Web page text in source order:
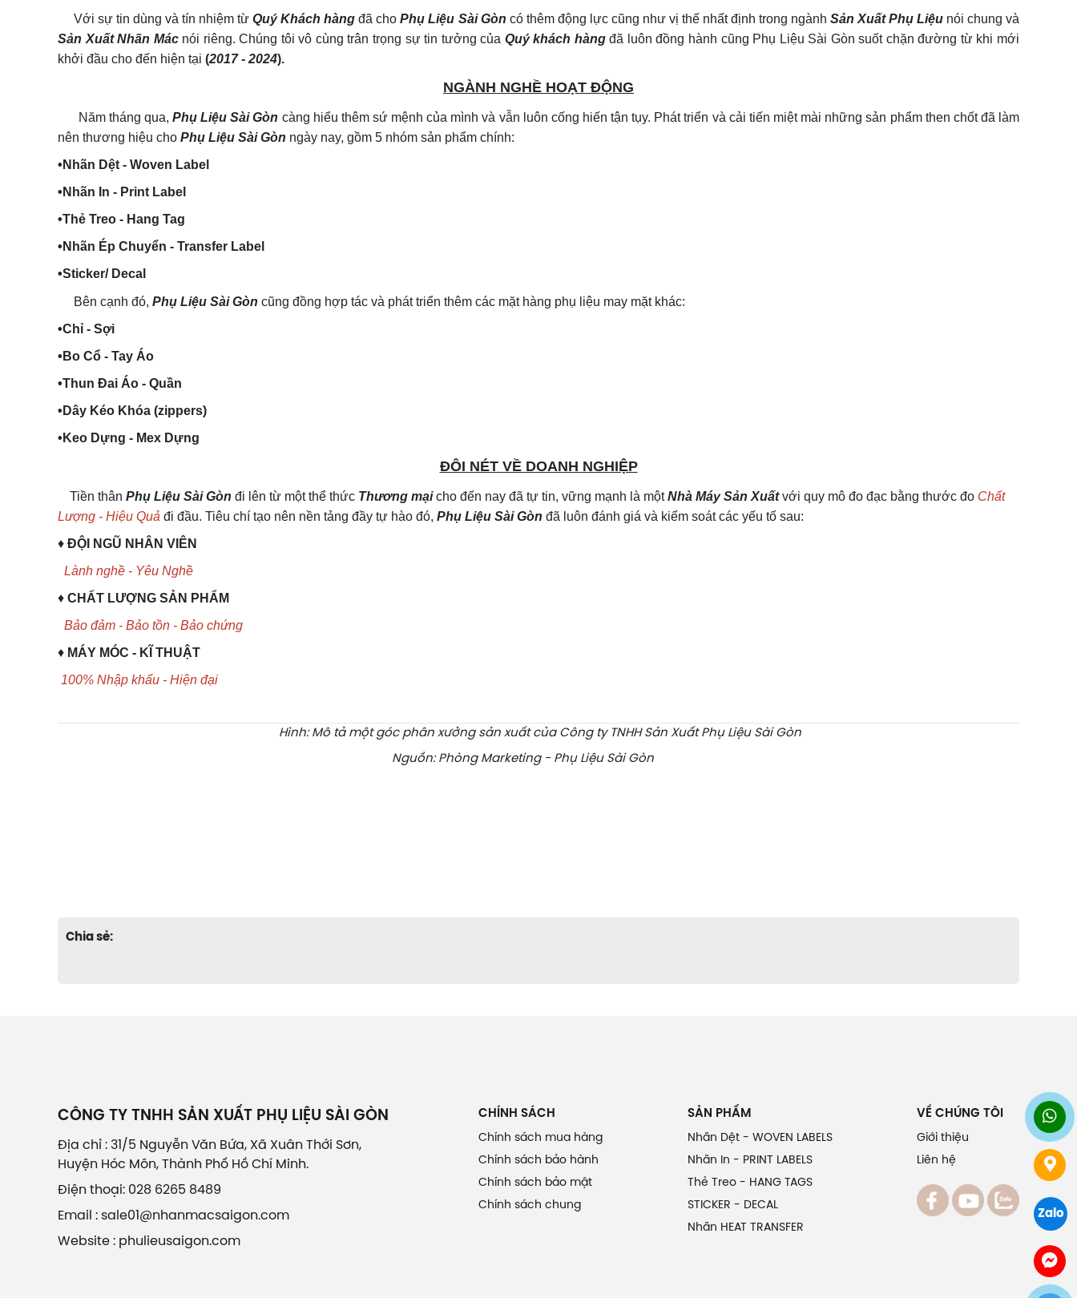
Với sự tin dùng và tín nhiệm từQuý Khách hàng đã choPhụ Liệu Sài Gòn có thêm động lực cũng như vị thế nhấtđịnh trong ngành Sản Xuất Phụ Liệunói chung và
Sản Xuất Nhãn Mácnói riêng. Chúng tôi vô cùng trân trọng sự tin tưởng của Quý khách hàngđã luôn đồng hành cũng Phụ Liệu Sài Gòn suốt chặn đường từ khi mới
khởi đầu cho đến hiện tại (2017 - 2024).
NGÀNH NGHỀ HOẠT ĐỘNG
Năm tháng qua,Phụ Liệu Sài Gòn càng hiểu thêm sứ mệnh của mình và vẫn luôn cống hiến tận tụy. Phát triển và cải tiến miệt mài những sản phẩm then chốt đã làm
nên thương hiệu cho Phụ Liệu Sài Gòn ngày nay, gồm 5 nhóm sản phẩm chính:
•Nhãn Dệt - Woven Label
•Nhãn In - Print Label
•Thẻ Treo - Hang Tag
•Nhãn Ép Chuyển - Transfer Label
•Sticker/ Decal
Bên cạnh đó, Phụ Liệu Sài Gòn cũng đồng hợp tác và phát triển thêm các mặt hàng phụ liệu may mặt khác:
•Chỉ - Sợi
•Bo Cổ - Tay Áo
•Thun Đai Áo - Quần
•Dây Kéo Khóa (zippers)
•Keo Dựng - Mex Dựng
ĐÔI NÉT VỀ DOANH NGHIỆP
Tiền thân Phụ Liệu Sài Gòn đi lên từ một thể thức Thương mạicho đến nay đã tự tin, vững mạnh là mộtNhà Máy Sản Xuấtvới quy mô đo đạc bằng thước đo Chất
Lượng - Hiệu Quả đi đầu. Tiêu chí tạo nên nền tảng đầy tự hào đó, Phụ Liệu Sài Gòn đã luôn đánh giá và kiểm soát các yếu tố sau:
♦ ĐỘI NGŨ NHÂN VIÊN
Lành nghề - Yêu Nghề
♦ CHẤT LƯỢNG SẢN PHẨM
Bảo đảm - Bảo tồn - Bảo chứng
♦ MÁY MÓC - KĨ THUẬT
100% Nhập khẩu - Hiện đại
Hình: Mô tả một góc phân xưởng sản xuất của Công ty TNHH Sản Xuất Phụ Liệu Sài Gòn
Nguồn: Phòng Marketing - Phụ Liệu Sài Gòn
Chia sẻ:
CÔNG TY TNHH SẢN XUẤT PHỤ LIỆU SÀI GÒN
Địa chỉ : 31/5 Nguyễn Văn Bứa, Xã Xuân Thới Sơn,
Huyện Hóc Môn, Thành Phố Hồ Chí Minh.
Điện thoại: 028 6265 8489
Email : sale01@nhanmacsaigon.com
Website : phulieusaigon.com
CHÍNH SÁCH
Chính sách mua hàng
Chính sách bảo hành
Chính sách bảo mật
Chính sách chung
SẢN PHẨM
Nhãn Dệt - WOVEN LABELS
Nhãn In - PRINT LABELS
Thẻ Treo - HANG TAGS
STICKER - DECAL
Nhãn HEAT TRANSFER
VỀ CHÚNG TÔI
Giới thiệu
Liên hệ
Zalo